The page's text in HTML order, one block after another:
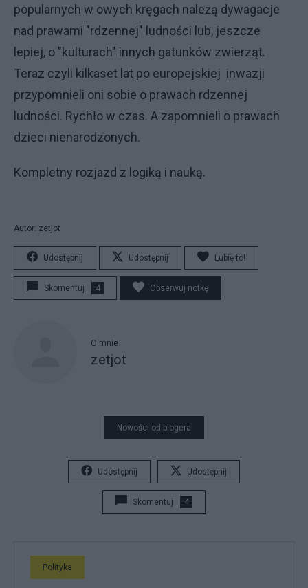
popularnych w owych kręgach należą dywagacje
nad prawami "rdzennej" ludności lub, jeszcze
lepiej, o "kulturach" innych gatunków zwierząt.
Teraz czyli kilkaset lat po europejskiej inwazji
przypomnieli oni sobie o prawach rdzennej
ludności. Rychło w czas. A zapomnieli o prawach
dzieci nienarodzonych.
Kompletny rozjazd z logiką i nauką.
Autor: zetjot
Udostępnij Udostępnij Lubię to!
Skomentuj 4 Obserwuj notkę
O mnie
zetjot
Nowości od blogera
Udostępnij Udostępnij
Skomentuj 4
Polityka